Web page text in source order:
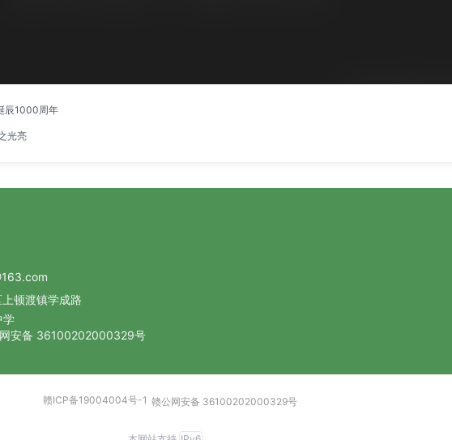
辰1000周年
光亮
顿渡镇学成路
学
安备 36100202000329号
赣公网安备 36100202000329号
赣ICP备19004004号-1